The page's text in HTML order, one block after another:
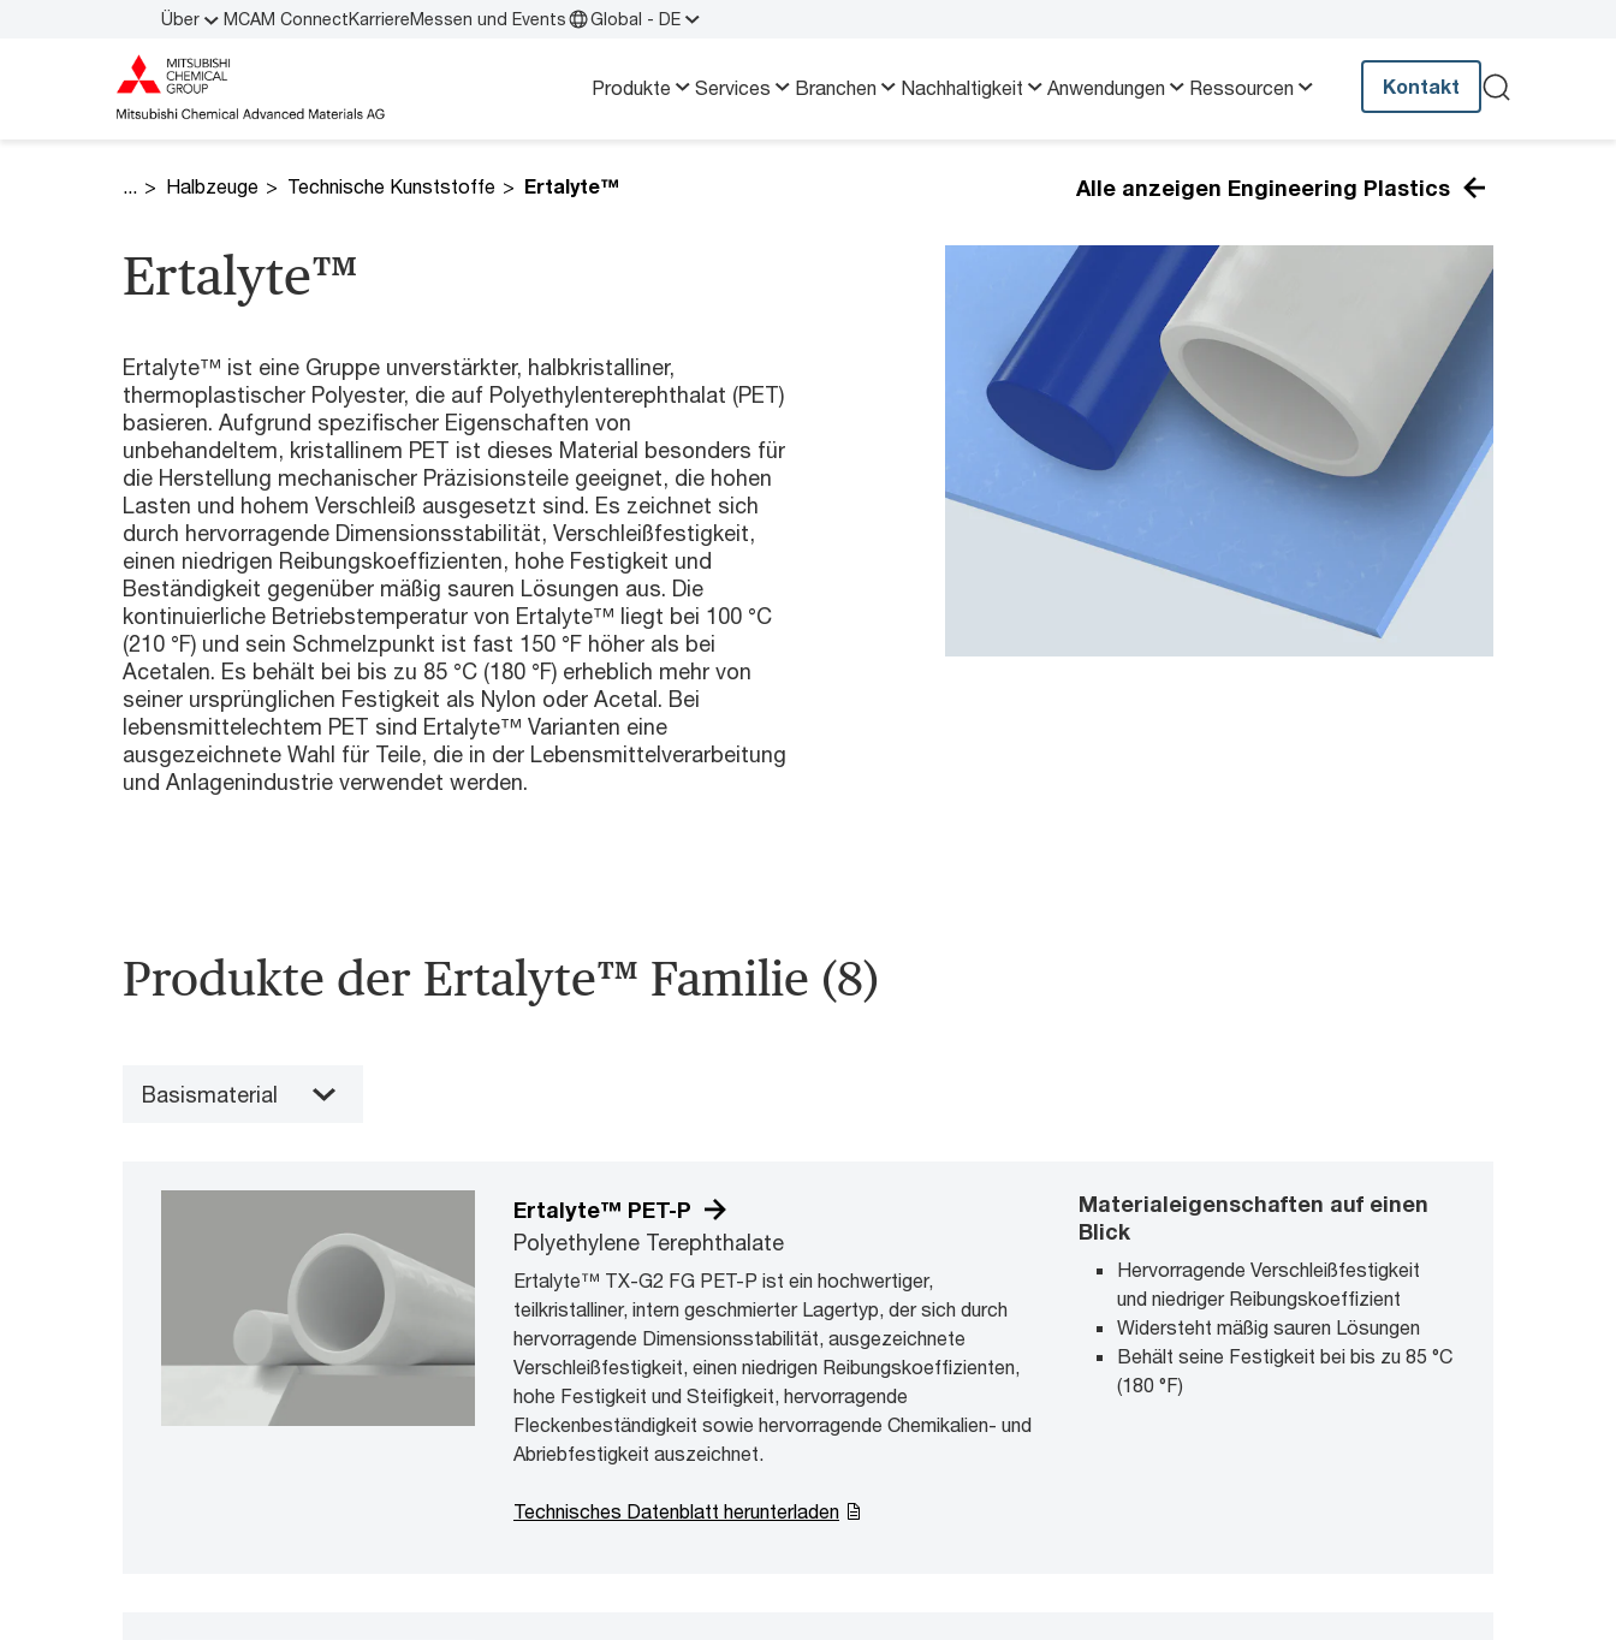
Über MCAM ConnectKarriereMessen und Events Global - DE
Produkte Services Branchen Nachhaltigkeit Anwendungen Ressourcen Kontakt
Halbzeuge Technische Kunststoffe Ertalyte™ Alle anzeigen Engineering Plastics
Ertalyte™
Ertalyte™ ist eine Gruppe unverstärkter, halbkristalliner,
thermoplastischer Polyester, die auf Polyethylenterephthalat (PET)
basieren. Aufgrund spezifischer Eigenschaften von
unbehandeltem, kristallinem PET ist dieses Material besonders für
die Herstellung mechanischer Präzisionsteile geeignet, die hohen
Lasten und hohem Verschleiß ausgesetzt sind. Es zeichnet sich
durch hervorragende Dimensionsstabilität, Verschleißfestigkeit,
einen niedrigen Reibungskoeffizienten, hohe Festigkeit und
Beständigkeit gegenüber mäßig sauren Lösungen aus. Die
kontinuierliche Betriebstemperatur von Ertalyte™ liegt bei 100 °C
(210 °F) und sein Schmelzpunkt ist fast 150 °F höher als bei
Acetalen. Es behält bei bis zu 85 °C (180 °F) erheblich mehr von
seiner ursprünglichen Festigkeit als Nylon oder Acetal. Bei
lebensmittelechtem PET sind Ertalyte™ Varianten eine
ausgezeichnete Wahl für Teile, die in der Lebensmittelverarbeitung
und Anlagenindustrie verwendet werden.
Produkte der Ertalyte™ Familie (8)
Basismaterial
Ertalyte™ PET-P
Polyethylene Terephthalate
Ertalyte™ TX-G2 FG PET-P ist ein hochwertiger,
teilkristalliner, intern geschmierter Lagertyp, der sich durch
hervorragende Dimensionsstabilität, ausgezeichnete
Verschleißfestigkeit, einen niedrigen Reibungskoeffizienten,
hohe Festigkeit und Steifigkeit, hervorragende
Fleckenbeständigkeit sowie hervorragende Chemikalien- und
Abriebfestigkeit auszeichnet.
Materialeigenschaften auf einen
Blick
Hervorragende Verschleißfestigkeit
und niedriger Reibungskoeffizient
Widersteht mäßig sauren Lösungen
Behält seine Festigkeit bei bis zu 85 °C
(180 °F)
Technisches Datenblatt herunterladen